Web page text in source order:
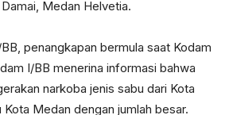
Medan Helvetia.
penangkapan bermula saat Kodam
I/BB menerina informasi bahwa
narkoba jenis sabu dari Kota
Kota Medan dengan jumlah besar.